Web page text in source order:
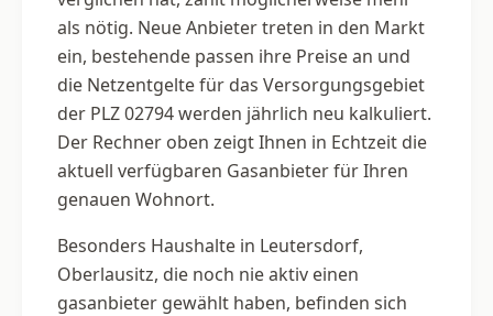
als nötig. Neue Anbieter treten in den Markt
ein, bestehende passen ihre Preise an und
die Netzentgelte für das Versorgungsgebiet
der PLZ 02794 werden jährlich neu kalkuliert.
Der Rechner oben zeigt Ihnen in Echtzeit die
aktuell verfügbaren Gasanbieter für Ihren
genauen Wohnort.
Besonders Haushalte in Leutersdorf,
Oberlausitz, die noch nie aktiv einen
gasanbieter gewählt haben, befinden sich